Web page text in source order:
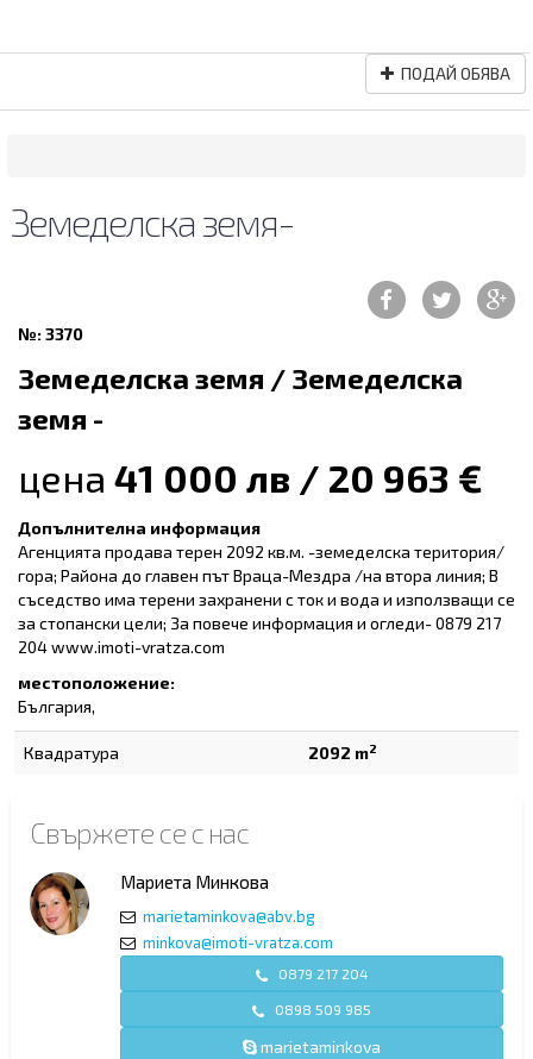
ПОДАЙ ОБЯВА
Земеделска земя-
№: 3370
Земеделска земя / Земеделска
земя -
цена 41 000 лв / 20 963 €
Допълнителна информация
Агенцията продава терен 2092 кв.м. -земеделска територия/
гора; Района до главен път Враца-Мездра /на втора линия; В
съседство има терени захранени с ток и вода и използващи се
за стопански цели; За повече информация и огледи- 0879 217
204 www.imoti-vratza.com
местоположение:
България,
Квадратура 2092 m2
Свържете се с нас
Мариета Минкова
marietaminkova@abv.bg
minkova@imoti-vratza.com
0879 217 204
0898 509 985
marietaminkova